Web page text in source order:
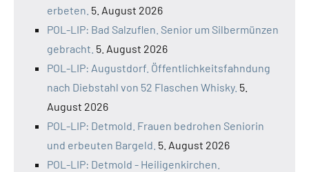
erbeten. 5. August 2026
POL-LIP: Bad Salzuflen. Senior um Silbermünzen
gebracht. 5. August 2026
POL-LIP: Augustdorf. Öffentlichkeitsfahndung
nach Diebstahl von 52 Flaschen Whisky. 5.
August 2026
POL-LIP: Detmold. Frauen bedrohen Seniorin
und erbeuten Bargeld. 5. August 2026
POL-LIP: Detmold - Heiligenkirchen.